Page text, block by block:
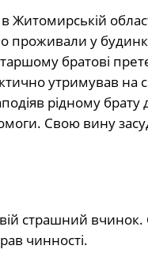
Житомирській
проживали у
братові
утримував на
рідному
Свою вину
страшний
чинності.